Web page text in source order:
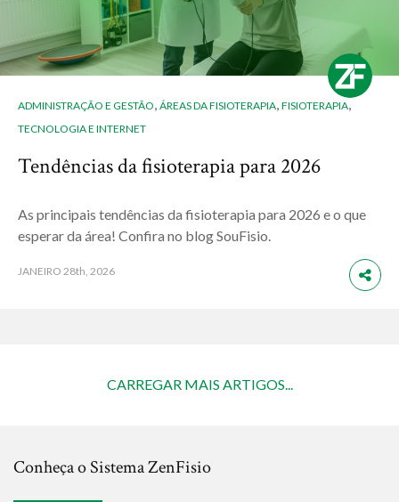
ADMINISTRAÇÃO E GESTÃO, ÁREAS DA FISIOTERAPIA, FISIOTERAPIA,
TECNOLOGIA E INTERNET
Tendências da fisioterapia para 2026
As principais tendências da fisioterapia para 2026 e o que
esperar da área! Confira no blog SouFisio.
JANEIRO 28th, 2026
CARREGAR MAIS ARTIGOS...
Conheça o Sistema ZenFisio